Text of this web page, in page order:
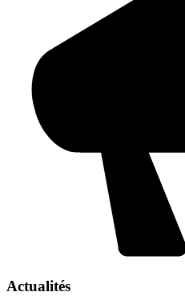
Actualités